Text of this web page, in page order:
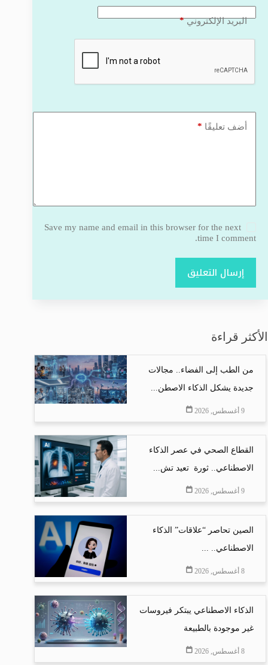
البريد الإلكتروني*
أضف تعليقًا *
Save my name and email in this browser for the next
time I comment.
إرسال التعليق
الأكثر قراءة
من الطب إلى الفضاء.. مجالات
جديدة يشكل الذكاء الاصطن...
9 أغسطس, 2026
القطاع الصحي في عصر الذكاء
الاصطناعي.. ثورة تعيد تش...
9 أغسطس, 2026
الصين تحاصر “علاقات” الذكاء
الاصطناعي.. ...
8 أغسطس, 2026
الذكاء الاصطناعي يبتكر فيروسات
غير موجودة بالطبيعة
8 أغسطس, 2026